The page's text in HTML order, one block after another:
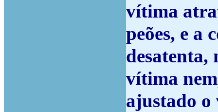
vítima
peões, e a
desatenta,
vítima
ajustado o